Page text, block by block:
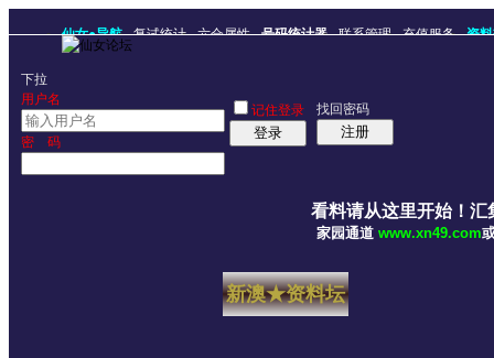
仙女●导航 复试统计 六合属性 号码统计器 联系管理 充值服务 资
下拉
用户名
密 码
记住登录
登录
找回密码
注册
看料请从这里开始！汇
家园通道 www.xn49.com
新澳★资料坛